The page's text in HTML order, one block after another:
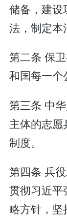
储备，建设
法，制定本
第二条 保
和国每一个
第三条 中
主体的志
制度。
第四条 兵
贯彻习近
略方针，